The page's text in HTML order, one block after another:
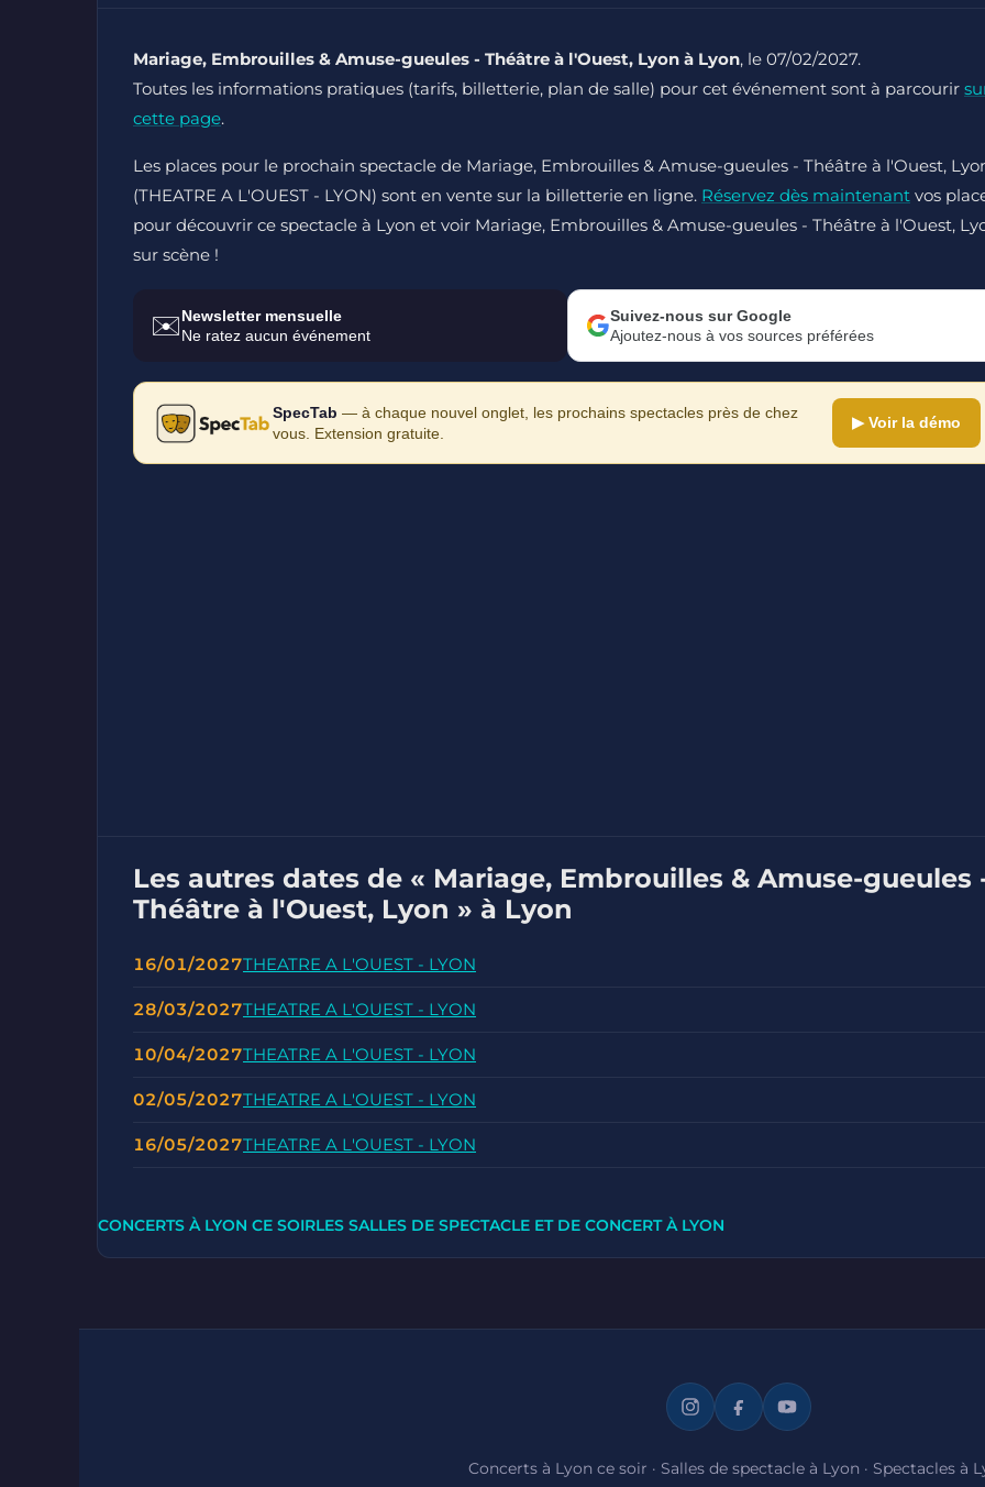
Mariage, Embrouilles & Amuse-gueules - Théâtre à l'Ouest, Lyon à Lyon, le 07/02/2027.
Toutes les informations pratiques (tarifs, billetterie, plan de salle) pour cet événement sont à parcourir
cette page.
Les places pour le prochain spectacle de Mariage, Embrouilles & Amuse-gueules - Théâtre à l'Ouest,
(THEATRE A L'OUEST - LYON) sont en vente sur la billetterie en ligne. Réservez dès maintenant vos
pour découvrir ce spectacle à Lyon et voir Mariage, Embrouilles & Amuse-gueules - Théâtre à l'Ouest,
sur scène !
✉️Newsletter mensuelle
Ne ratez aucun événement
Suivez-nous sur Google
Ajoutez-nous à vos sources préférées
SpecTab — à chaque nouvel onglet, les prochains spectacles près de chez
vous. Extension gratuite.
▶ Voir la démo
Les autres dates de « Mariage, Embrouilles & Amuse-gueules
Théâtre à l'Ouest, Lyon » à Lyon
16/01/2027THEATRE A L'OUEST - LYON
28/03/2027THEATRE A L'OUEST - LYON
10/04/2027THEATRE A L'OUEST - LYON
02/05/2027THEATRE A L'OUEST - LYON
16/05/2027THEATRE A L'OUEST - LYON
CONCERTS À LYON CE SOIRLES SALLES DE SPECTACLE ET DE CONCERT À LYON
Concerts à Lyon ce soir · Salles de spectacle à Lyon · Spectacles à